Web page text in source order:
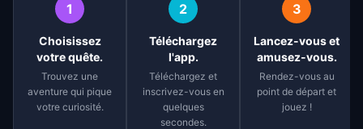
1
Choisissez
votre quête.
Trouvez une
aventure qui pique
votre curiosité.
2
Téléchargez
l'app.
Téléchargez et
inscrivez-vous en
quelques
secondes.
3
Lancez-vous et
amusez-vous.
Rendez-vous au
point de départ et
jouez !